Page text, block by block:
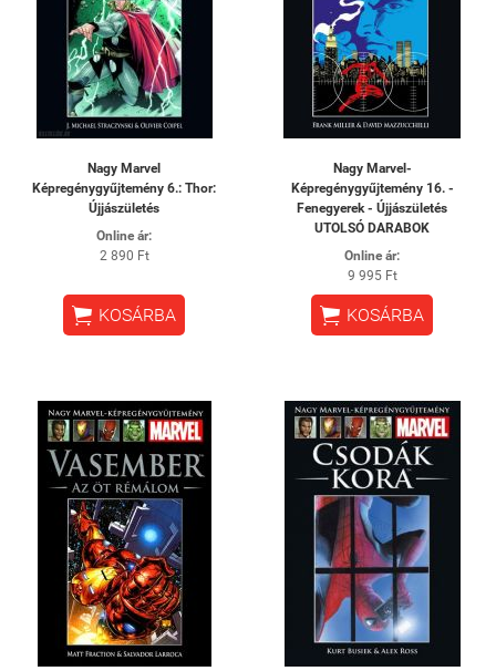
Nagy Marvel
Képregénygyűjtemény 6.: Thor:
Újjászületés
Online ár:
2 890 Ft
 KOSÁRBA
Nagy Marvel-
Képregénygyűjtemény 16. -
Fenegyerek - Újjászületés
UTOLSÓ DARABOK
Online ár:
9 995 Ft
 KOSÁRBA